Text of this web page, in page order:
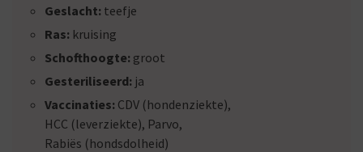
Geslacht: teefje
Ras: kruising
Schofthoogte: groot
Gesteriliseerd: ja
Vaccinaties: CDV (hondenziekte),
HCC (leverziekte), Parvo,
Rabiës (hondsdolheid)